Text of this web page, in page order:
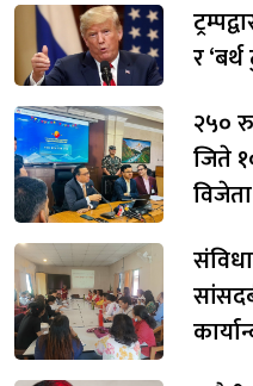
र
२५०
जिते